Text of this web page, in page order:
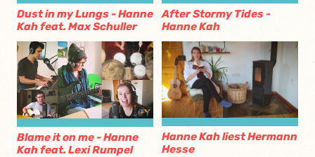
Dust in my Lungs - Hanne
Kah feat. Max Schuller
After Stormy Tides -
Hanne Kah
Blame it on me - Hanne
Kah feat. Lexi Rumpel
Hanne Kah liest Hermann
Hesse